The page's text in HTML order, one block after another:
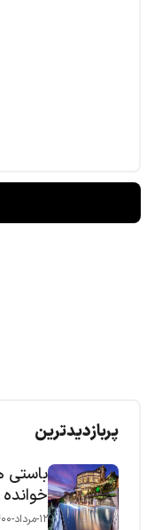
پربازدیدترین
باستی
۱۲-مرداد-۱۴۰۰